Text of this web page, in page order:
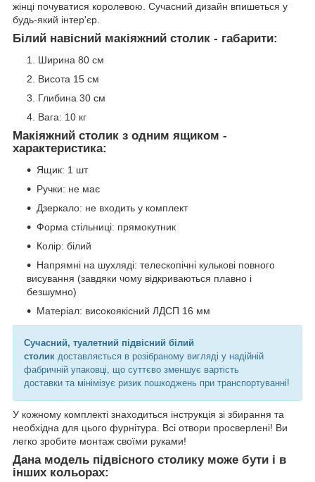
жінці почуватися королевою. Сучасний дизайн впишеться у
будь-який інтер'єр.
Білий навісний макіяжний столик - габарити:
Ширина 80 см
Висота 15 см
Глибина 30 см
Вага: 10 кг
Макіяжний столик з одним ящиком -
характеристика:
Ящик: 1 шт
Ручки: не має
Дзеркало: не входить у комплект
Форма стільниці: прямокутник
Колір: білий
Напрямні на шухляді: телескопічні кулькові повного
висування (завдяки чому відкриваються плавно і
безшумно)
Матеріал: високоякісний ЛДСП 16 мм
Сучасний, туалетний підвісний білий
столик доставляється в розібраному вигляді у надійній
фабричній упаковці, що суттєво зменшує вартість
доставки та мінімізує ризик пошкоджень при транспортуванні!
У кожному комплекті знаходиться інструкція зі збирання та
необхідна для цього фурнітура. Всі отвори просверлені! Ви
легко зробите монтаж своїми руками!
Дана модель підвісного столику може бути і в
інших кольорах: